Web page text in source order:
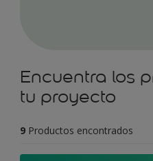
Encuentra los
tu proyecto
9 Productos encontrados